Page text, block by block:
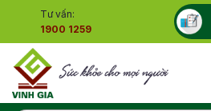
content
Tư vấn:
1900 1259